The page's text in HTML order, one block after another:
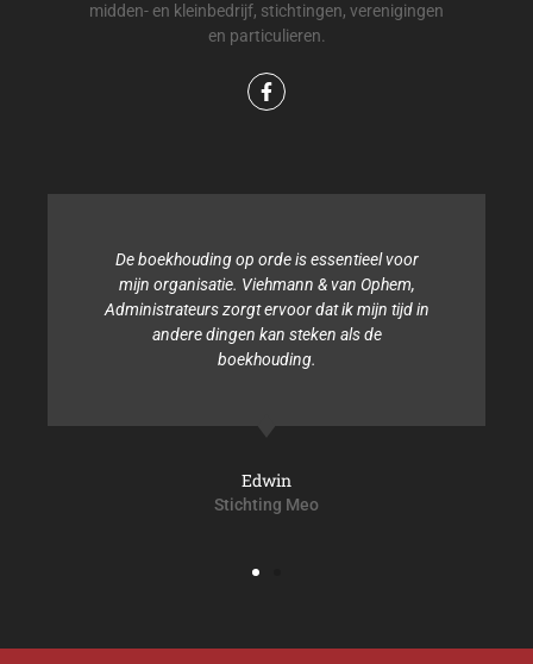
midden- en kleinbedrijf, stichtingen, verenigingen
en particulieren.
De boekhouding op orde is essentieel voor
mijn organisatie. Viehmann & van Ophem,
Administrateurs zorgt ervoor dat ik mijn tijd in
andere dingen kan steken als de
boekhouding.
Edwin
Stichting Meo